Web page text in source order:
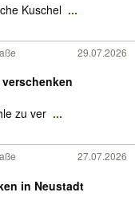
Kuschel ...
29.07.2026
zu ver ...
27.07.2026
in Neustadt